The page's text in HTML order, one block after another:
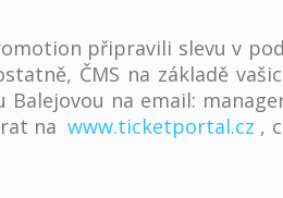
připravili slevu v
ČMS na základě
na email:
na www.ticketportal.cz ,